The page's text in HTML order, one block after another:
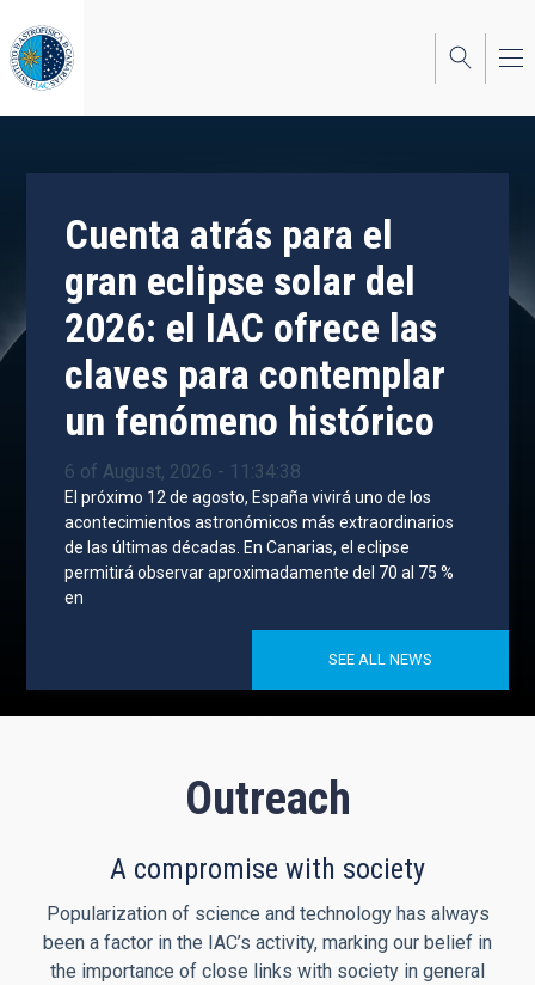
to
main
content
Cuenta atrás para el
gran eclipse solar del
2026: el IAC ofrece las
claves para contemplar
un fenómeno histórico
6 of August, 2026 - 11:34:38
El próximo 12 de agosto, España vivirá uno de los
acontecimientos astronómicos más extraordinarios
de las últimas décadas. En Canarias, el eclipse
permitirá observar aproximadamente del 70 al 75 %
en
SEE ALL NEWS
Outreach
A compromise with society
Popularization of science and technology has always
been a factor in the IAC’s activity, marking our belief in
the importance of close links with society in general